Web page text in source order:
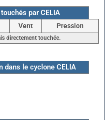
par CELIA
Vent Pression
directement touchée.
dans le cyclone CELIA